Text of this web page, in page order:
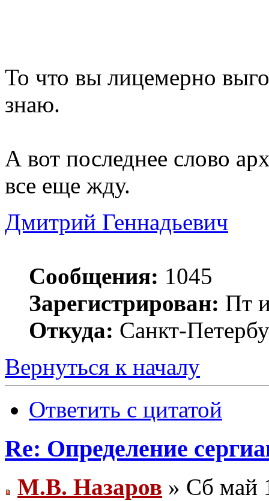
То что вы лицемерно
знаю.
А вот последнее слово
все еще жду.
Дмитрий Геннадьевич
Сообщения: 1045
Зарегистрирован: Пт
Откуда: Санкт-
Вернуться к началу
Ответить с цитатой
Re: Определение
М.В. Назаров » Сб май